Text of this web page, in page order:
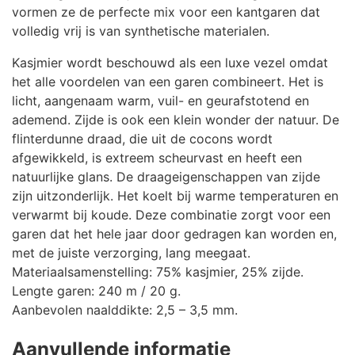
vormen ze de perfecte mix voor een kantgaren dat
volledig vrij is van synthetische materialen.
Kasjmier wordt beschouwd als een luxe vezel omdat
het alle voordelen van een garen combineert. Het is
licht, aangenaam warm, vuil- en geurafstotend en
ademend. Zijde is ook een klein wonder der natuur. De
flinterdunne draad, die uit de cocons wordt
afgewikkeld, is extreem scheurvast en heeft een
natuurlijke glans. De draageigenschappen van zijde
zijn uitzonderlijk. Het koelt bij warme temperaturen en
verwarmt bij koude. Deze combinatie zorgt voor een
garen dat het hele jaar door gedragen kan worden en,
met de juiste verzorging, lang meegaat.
Materiaalsamenstelling: 75% kasjmier, 25% zijde.
Lengte garen: 240 m / 20 g.
Aanbevolen naalddikte: 2,5 – 3,5 mm.
Aanvullende informatie